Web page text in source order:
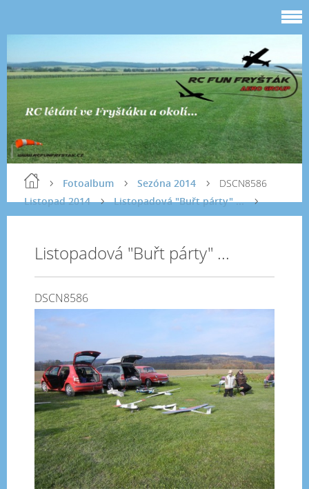
Fotoalbum
Sezóna 2014
Listopad 2014
Listopadová "Buřt párty" ...
DSCN8586
Listopadová "Buřt párty" ...
DSCN8586